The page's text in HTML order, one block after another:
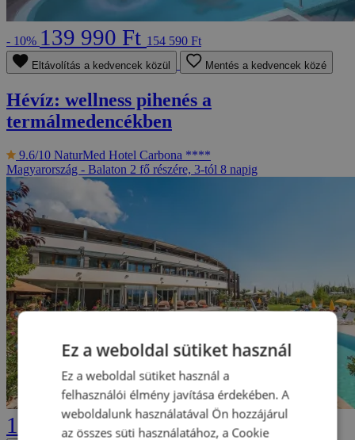
- 10% 139 990 Ft 154 590 Ft
Eltávolítás a kedvencek közül Mentés a kedvencek közé
Hévíz: wellness pihenés a
termálmedencékben
9.6/10 NaturMed Hotel Carbona ****
Magyarország - Balaton 2 fő részére, 3-tól 8 napig
115 390 Ft
Ez a weboldal sütiket használ
Ez a weboldal sütiket használ a
felhasználói élmény javítása érdekében. A
weboldalunk használatával Ön hozzájárul
az összes süti használatához, a Cookie